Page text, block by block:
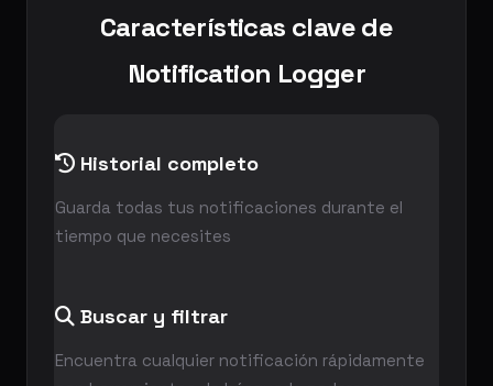
Características clave de
Notification Logger
Historial completo
Guarda todas tus notificaciones durante el
tiempo que necesites
Buscar y filtrar
Encuentra cualquier notificación rápidamente